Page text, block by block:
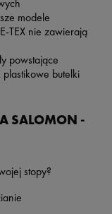
modele
TEX nie zawierają
powstające
butelki
SALOMON -
stopy?